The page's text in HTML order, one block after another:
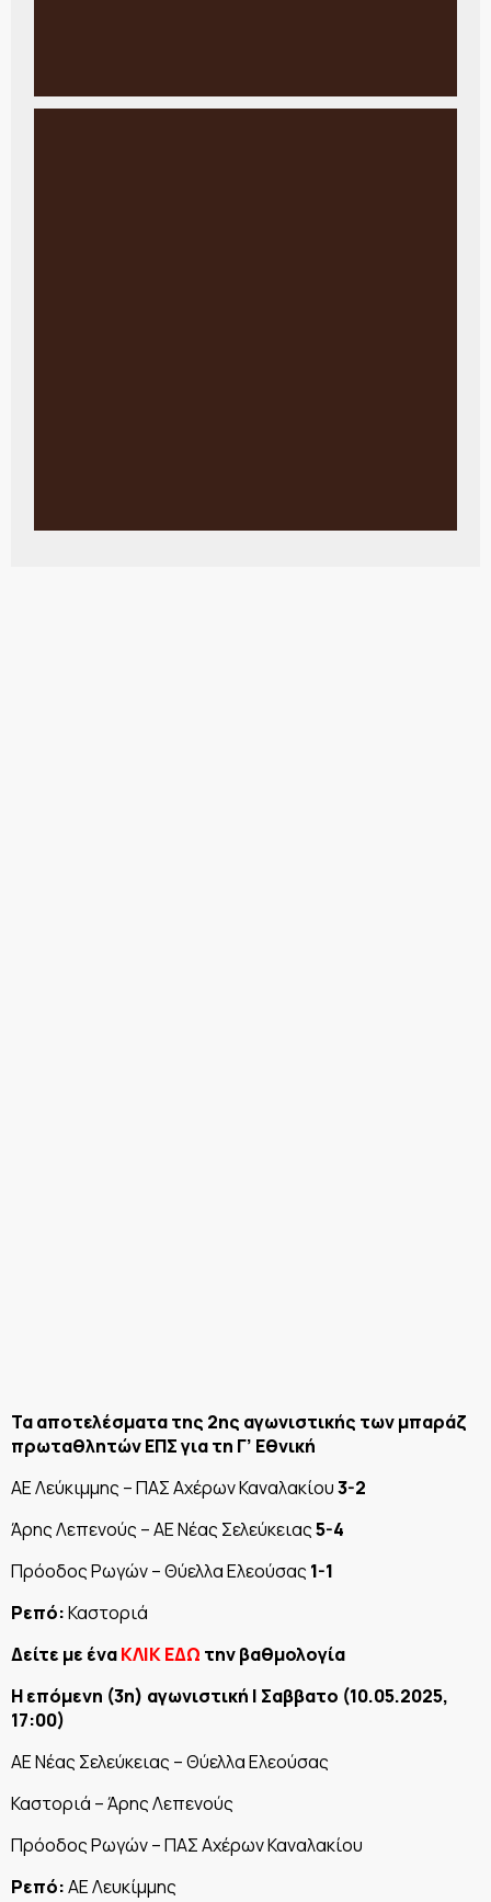
Τα αποτελέσματα της 2ης αγωνιστικής των μπαράζ
πρωταθλητών ΕΠΣ για τη Γ’ Εθνική
ΑΕ Λεύκιμμης – ΠΑΣ Αχέρων Καναλακίου3-2
Άρης Λεπενούς – ΑΕ Νέας Σελεύκειας5-4
Πρόοδος Ρωγών – Θύελλα Ελεούσας 1-1
Ρεπό:Καστοριά
Δείτε με έναΚΛΙΚ ΕΔΩ την βαθμολογία
Η επόμενη (3η) αγωνιστική | Σαββατο (10.05.2025,
17:00)
ΑΕ Νέας Σελεύκειας – Θύελλα Ελεούσας
Καστοριά – Άρης Λεπενούς
Πρόοδος Ρωγών – ΠΑΣ Αχέρων Καναλακίου
Ρεπό:ΑΕ Λευκίμμης